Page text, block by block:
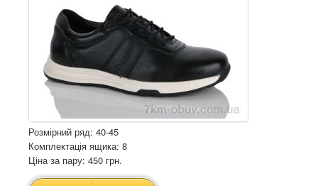
Розмірний ряд: 40-45
Комплектація ящика: 8
Ціна за пару: 450 грн.